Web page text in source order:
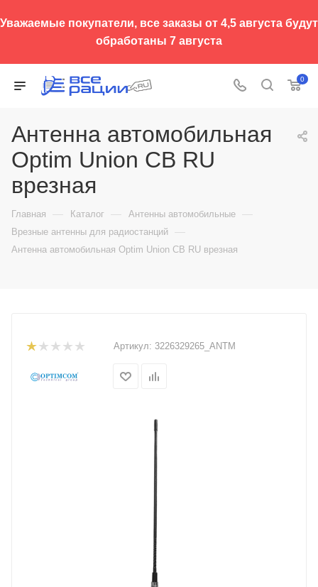
Уважаемые покупатели, все заказы от 4,5 августа будут
обработаны 7 августа
0
Антенна автомобильная
Optim Union CB RU
врезная
Главная — Каталог — Антенны автомобильные —
Врезные антенны для радиостанций —
Антенна автомобильная Optim Union CB RU врезная
Артикул: 3226329265_ANTM